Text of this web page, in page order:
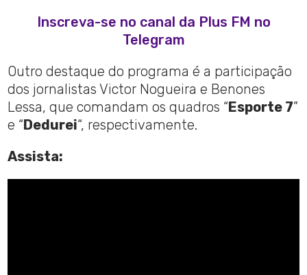
Inscreva-se no canal da Plus FM no
Telegram
Outro destaque do programa é a participação
dos jornalistas Victor Nogueira e Benones
Lessa, que comandam os quadros “ Esporte 7”
e “ Dedurei“, respectivamente.
Assista: